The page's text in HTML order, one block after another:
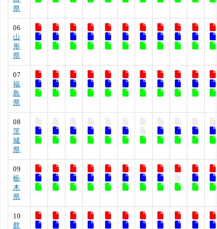
県
06
山
形
県
07
福
島
県
08
茨
城
県
09
栃
木
県
10
群